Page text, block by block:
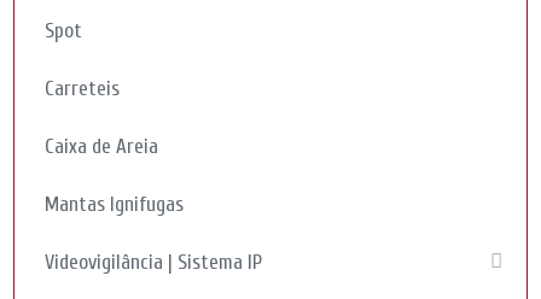
Spot
Carreteis
Caixa de Areia
Mantas Ignifugas
Videovigilância | Sistema IP